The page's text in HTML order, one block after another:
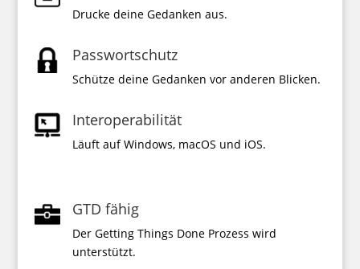
Drucke deine Gedanken aus.
Passwortschutz
Schütze deine Gedanken vor anderen Blicken.
Interoperabilität
Läuft auf Windows, macOS und iOS.
GTD fähig
Der Getting Things Done Prozess wird
unterstützt.